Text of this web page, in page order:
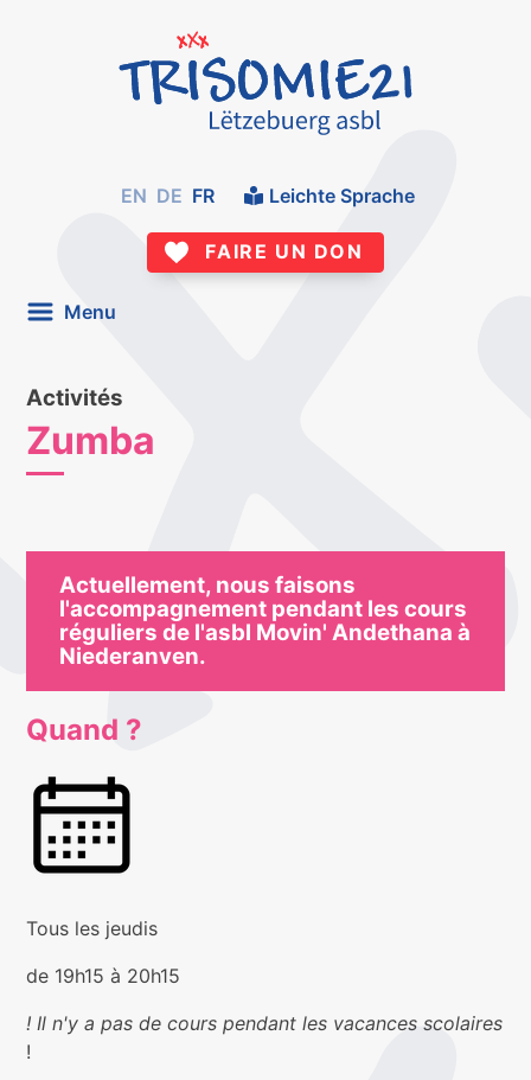
EN DE FR Leichte Sprache
FAIRE UN DON
Menu
Activités
Zumba
Actuellement, nous faisons
l'accompagnement pendant les cours
réguliers de l'asbl Movin' Andethana à
Niederanven.
Quand ?
Tous les jeudis
de 19h15 à 20h15
! Il n'y a pas de cours pendant les vacances scolaires
!